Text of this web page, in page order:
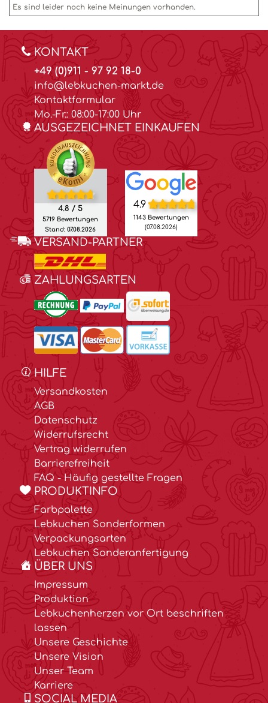
Es sind leider noch keine Meinungen vorhanden.
KONTAKT
+49 (0)911 - 97 92 18-0
info@lebkuchen-markt.de
Kontaktformular
Mo.-Fr.: 08:00-17:00 Uhr
AUSGEZEICHNET EINKAUFEN
4.8 / 5
5719 Bewertungen
Stand: 07.08.2026
4.9
1143 Bewertungen
(07.08.2026)
VERSAND-PARTNER
ZAHLUNGSARTEN
HILFE
Versandkosten
AGB
Datenschutz
Widerrufsrecht
Vertrag widerrufen
Barrierefreiheit
FAQ - Häufig gestellte Fragen
PRODUKTINFO
Farbpalette
Lebkuchen Sonderformen
Verpackungsarten
Lebkuchen Sonderanfertigung
ÜBER UNS
Impressum
Produktion
Lebkuchenherzen vor Ort beschriften
lassen
Unsere Geschichte
Unsere Vision
Unser Team
Karriere
SOCIAL MEDIA